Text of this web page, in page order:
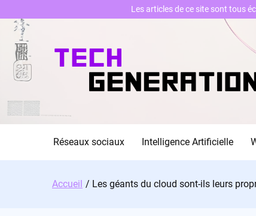
Skip
content
Réseaux sociaux Intelligence Artificielle
Accueil Les géants du cloud sont-ils leurs
Les articles de ce site sont tous